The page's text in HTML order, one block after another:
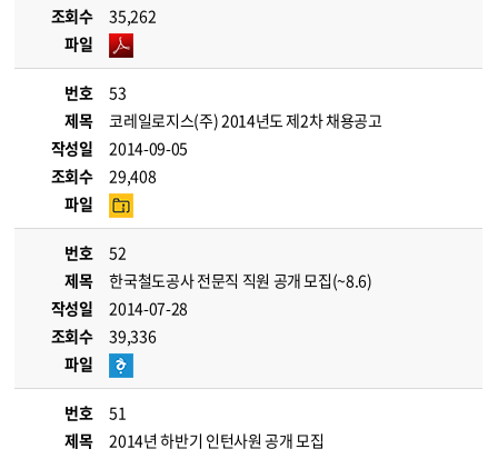
조회수
35,262
파일
번호
53
제목
코레일로지스(주) 2014년도 제2차 채용공고
작성일
2014-09-05
조회수
29,408
파일
번호
52
제목
한국철도공사 전문직 직원 공개 모집(~8.6)
작성일
2014-07-28
조회수
39,336
파일
번호
51
제목
2014년 하반기 인턴사원 공개 모집